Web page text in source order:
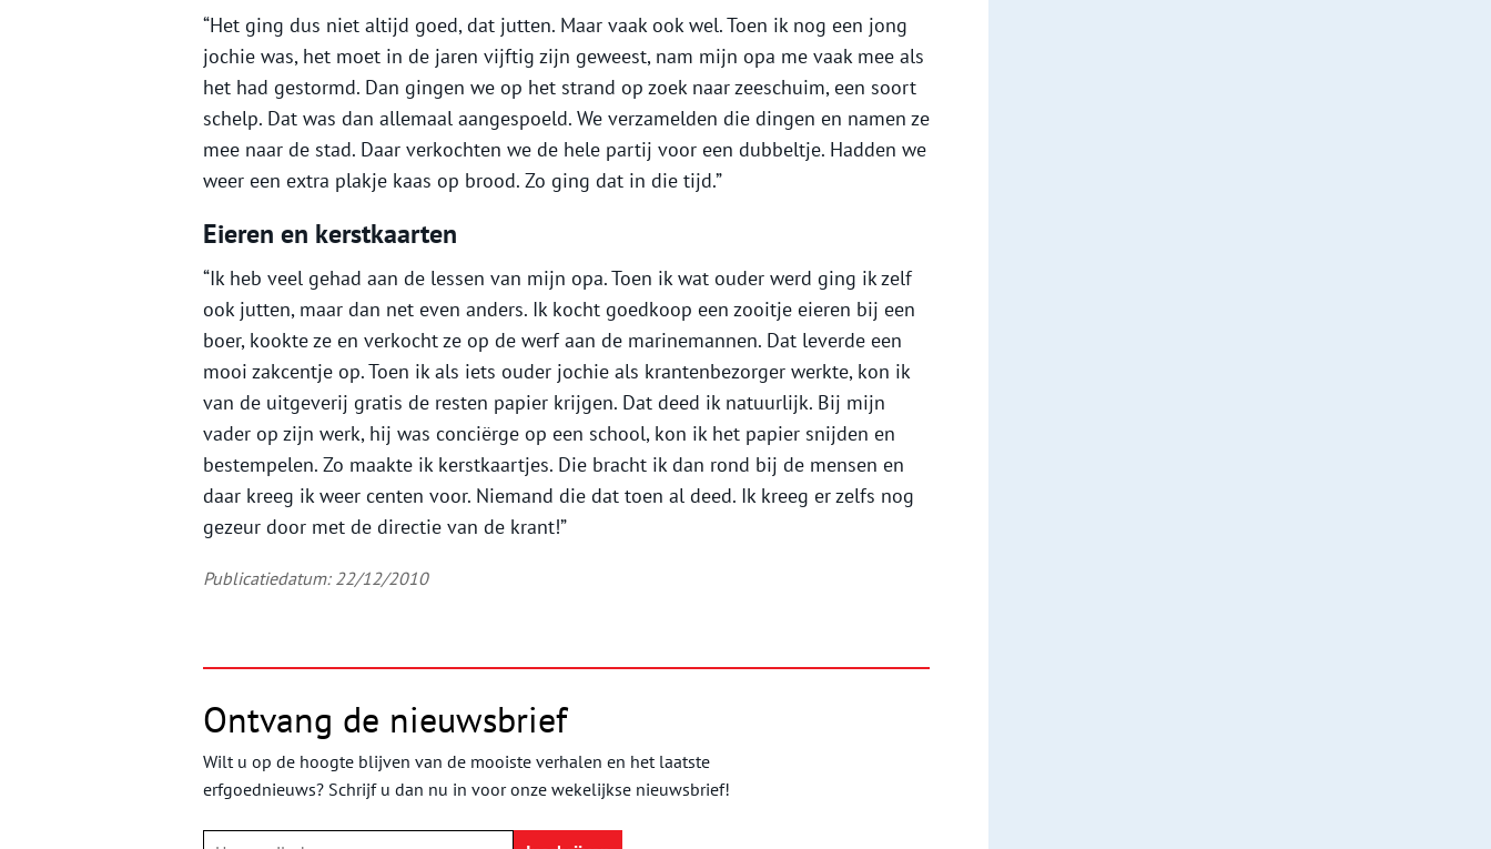
“Het ging dus niet altijd goed, dat jutten. Maar vaak ook wel. Toen ik nog een jong
jochie was, het moet in de jaren vijftig zijn geweest, nam mijn opa me vaak mee als
het had gestormd. Dan gingen we op het strand op zoek naar zeeschuim, een soort
schelp. Dat was dan allemaal aangespoeld. We verzamelden die dingen en namen ze
mee naar de stad. Daar verkochten we de hele partij voor een dubbeltje. Hadden we
weer een extra plakje kaas op brood. Zo ging dat in die tijd.”
Eieren en kerstkaarten
“Ik heb veel gehad aan de lessen van mijn opa. Toen ik wat ouder werd ging ik zelf
ook jutten, maar dan net even anders. Ik kocht goedkoop een zooitje eieren bij een
boer, kookte ze en verkocht ze op de werf aan de marinemannen. Dat leverde een
mooi zakcentje op. Toen ik als iets ouder jochie als krantenbezorger werkte, kon ik
van de uitgeverij gratis de resten papier krijgen. Dat deed ik natuurlijk. Bij mijn
vader op zijn werk, hij was conciërge op een school, kon ik het papier snijden en
bestempelen. Zo maakte ik kerstkaartjes. Die bracht ik dan rond bij de mensen en
daar kreeg ik weer centen voor. Niemand die dat toen al deed. Ik kreeg er zelfs nog
gezeur door met de directie van de krant!”
Publicatiedatum: 22/12/2010
Ontvang de nieuwsbrief
Wilt u op de hoogte blijven van de mooiste verhalen en het laatste
erfgoednieuws? Schrijf u dan nu in voor onze wekelijkse nieuwsbrief!